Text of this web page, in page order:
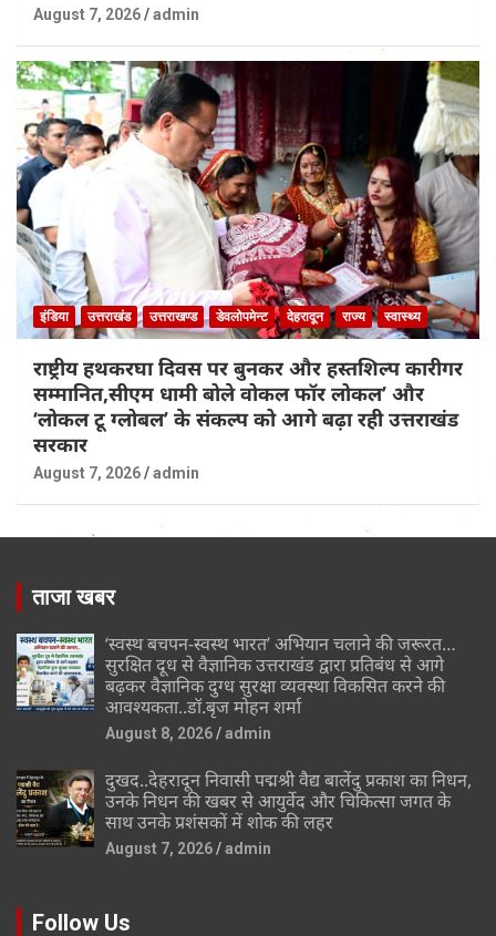
August 7, 2026 admin
इंडिया उत्तराखंड उत्तराखण्ड डेवलोपमेन्ट देहरादून राज्य स्वास्थ्य
राष्ट्रीय हथकरघा दिवस पर बुनकर और हस्तशिल्प कारीगर
सम्मानित,सीएम धामी बोले वोकल फॉर लोकल’ और
‘लोकल टू ग्लोबल’ के संकल्प को आगे बढ़ा रही उत्तराखंड
सरकार
August 7, 2026 admin
ताजा खबर
‘स्वस्थ बचपन-स्वस्थ भारत’ अभियान चलाने की जरूरत…
सुरक्षित दूध से वैज्ञानिक उत्तराखंड द्वारा प्रतिबंध से आगे
बढ़कर वैज्ञानिक दुग्ध सुरक्षा व्यवस्था विकसित करने की
आवश्यकता..डॉ.बृज मोहन शर्मा
August 8, 2026 admin
दुखद..देहरादून निवासी पद्मश्री वैद्य बालेंदु प्रकाश का निधन,
उनके निधन की खबर से आयुर्वेद और चिकित्सा जगत के
साथ उनके प्रशंसकों में शोक की लहर
August 7, 2026 admin
Follow Us